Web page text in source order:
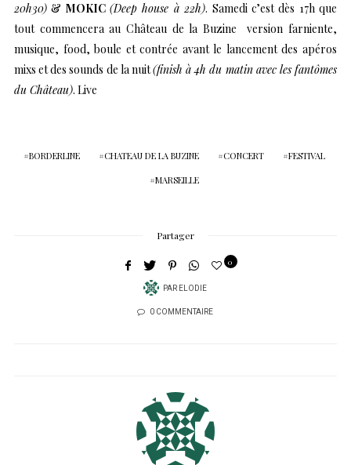
20h30) & MOKIC (Deep house à 22h). Samedi c’est dès 17h que
tout commencera au Château de la Buzine version farniente,
musique, food, boule et contrée avant le lancement des apéros
mixs et des sounds de la nuit(finish à 4h du matin avec les fantômes
du Château). Live
BORDERLINE CHATEAU DE LA BUZINE CONCERT FESTIVAL
MARSEILLE
Partager
PAR ELODIE
0
0 COMMENTAIRE